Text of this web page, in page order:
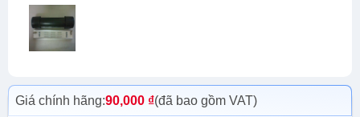
Giá chính hãng:90,000 ₫(đã bao gồm VAT)